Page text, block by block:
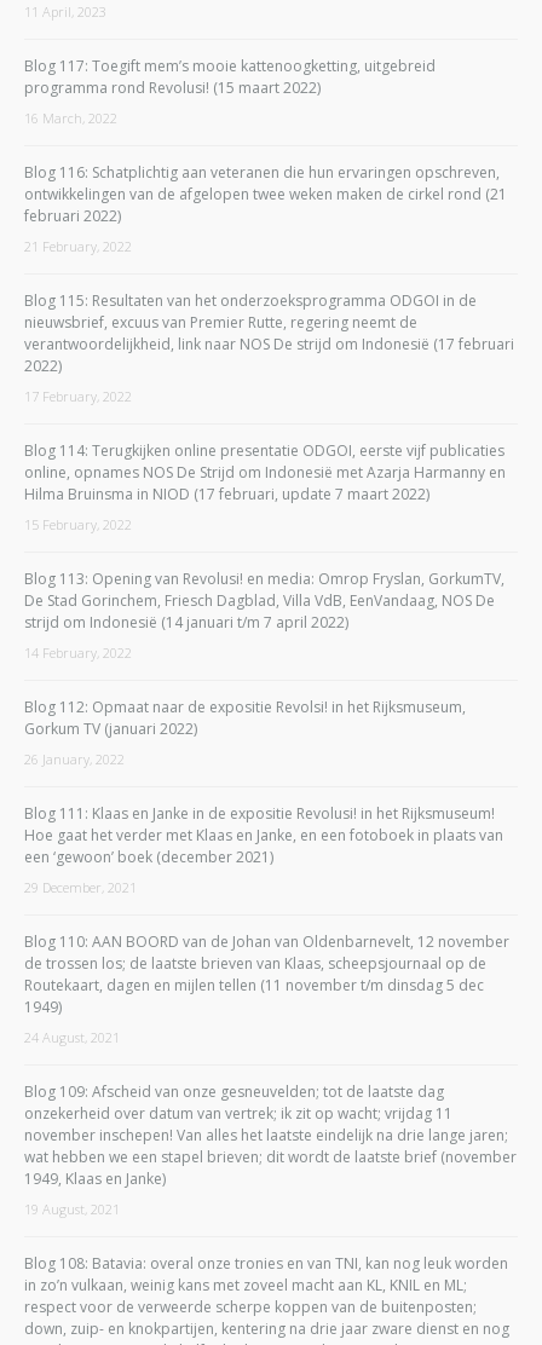
11 April, 2023
Blog 117: Toegift mem’s mooie kattenoogketting, uitgebreid
programma rond Revolusi! (15 maart 2022)
16 March, 2022
Blog 116: Schatplichtig aan veteranen die hun ervaringen opschreven,
ontwikkelingen van de afgelopen twee weken maken de cirkel rond (21
februari 2022)
21 February, 2022
Blog 115: Resultaten van het onderzoeksprogramma ODGOI in de
nieuwsbrief, excuus van Premier Rutte, regering neemt de
verantwoordelijkheid, link naar NOS De strijd om Indonesië (17 februari
2022)
17 February, 2022
Blog 114: Terugkijken online presentatie ODGOI, eerste vijf publicaties
online, opnames NOS De Strijd om Indonesië met Azarja Harmanny en
Hilma Bruinsma in NIOD (17 februari, update 7 maart 2022)
15 February, 2022
Blog 113: Opening van Revolusi! en media: Omrop Fryslan, GorkumTV,
De Stad Gorinchem, Friesch Dagblad, Villa VdB, EenVandaag, NOS De
strijd om Indonesië (14 januari t/m 7 april 2022)
14 February, 2022
Blog 112: Opmaat naar de expositie Revolsi! in het Rijksmuseum,
Gorkum TV (januari 2022)
26 January, 2022
Blog 111: Klaas en Janke in de expositie Revolusi! in het Rijksmuseum!
Hoe gaat het verder met Klaas en Janke, en een fotoboek in plaats van
een ‘gewoon’ boek (december 2021)
29 December, 2021
Blog 110: AAN BOORD van de Johan van Oldenbarnevelt, 12 november
de trossen los; de laatste brieven van Klaas, scheepsjournaal op de
Routekaart, dagen en mijlen tellen (11 november t/m dinsdag 5 dec
1949)
24 August, 2021
Blog 109: Afscheid van onze gesneuvelden; tot de laatste dag
onzekerheid over datum van vertrek; ik zit op wacht; vrijdag 11
november inschepen! Van alles het laatste eindelijk na drie lange jaren;
wat hebben we een stapel brieven; dit wordt de laatste brief (november
1949, Klaas en Janke)
19 August, 2021
Blog 108: Batavia: overal onze tronies en van TNI, kan nog leuk worden
in zo’n vulkaan, weinig kans met zoveel macht aan KL, KNIL en ML;
respect voor de verweerde scherpe koppen van de buitenposten;
down, zuip- en knokpartijen, kentering na drie jaar zware dienst en nog